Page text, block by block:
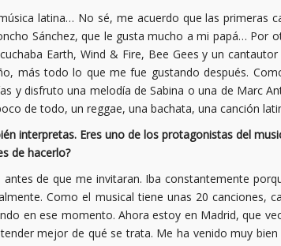
latina… No sé, me acuerdo que las primeras
Sánchez, que le gusta mucho a mi papá… Por
Earth, Wind & Fire, Bee Gees y un
más todo lo que me fue gustando después.
y disfruto una melodía de Sabina o una de Marc
de todo, un reggae, una bachata, una canción
interpretas. Eres uno de los protagonistas del
de hacerlo?
de que me invitaran. Iba constantemente
Como el musical tiene unas 20 canciones,
en ese momento. Ahora estoy en Madrid, que
mejor de qué se trata. Me ha venido muy